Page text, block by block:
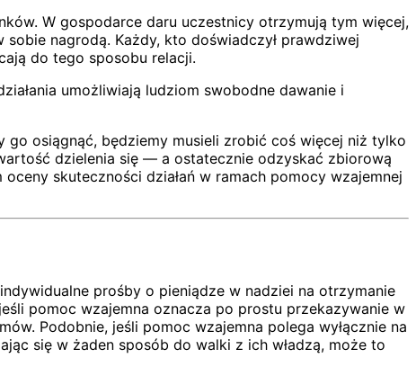
W gospodarce daru uczestnicy otrzymują tym więcej,
nagrodą. Każdy, kto doświadczył prawdziwej
do tego sposobu relacji.
umożliwiają ludziom swobodne dawanie i
osiągnąć, będziemy musieli zrobić coś więcej niż tylko
dzielenia się — a ostatecznie odzyskać zbiorową
skuteczności działań w ramach pomocy wzajemnej
prośby o pieniądze w nadziei na otrzymanie
pomoc wzajemna oznacza po prostu przekazywanie w
Podobnie, jeśli pomoc wzajemna polega wyłącznie na
się w żaden sposób do walki z ich władzą, może to